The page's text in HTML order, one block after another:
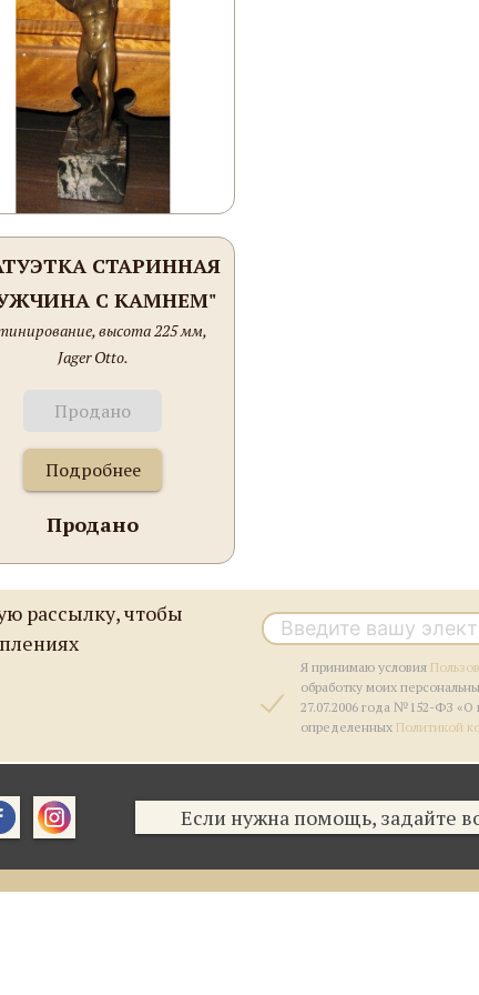
СТАРИННАЯ
С КАМНЕМ"
высота 225 мм,
Jager Otto.
Продано
Подробнее
Продано
рассылку, чтобы
Я принимаю условия
обработку моих
27.07.2006 года №152-ФЗ «О
определенных Политикой
Если нужна помощь, задайте